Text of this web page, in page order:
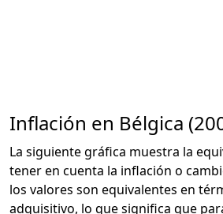
Inflación en Bélgica
La siguiente gráfica muestra la
tener en cuenta la inflación o
los valores son equivalentes en
adquisitivo, lo que significa que